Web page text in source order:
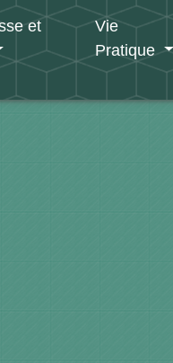
et
Vie
Pratique